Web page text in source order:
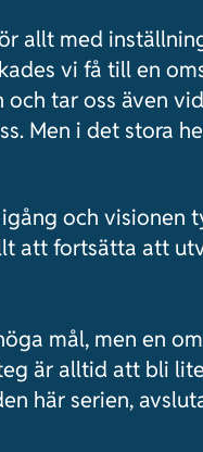
allt med
vi få till en
tar oss även
Men i det stora
och
att fortsätta att
mål, men en
är alltid att bli
här serien,